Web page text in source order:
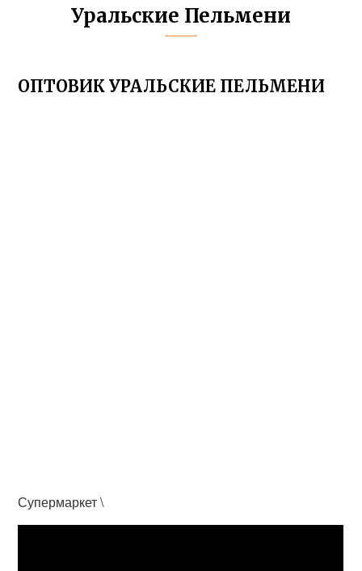
Уральские Пельмени
ОПТОВИК УРАЛЬСКИЕ ПЕЛЬМЕНИ
Супермаркет \